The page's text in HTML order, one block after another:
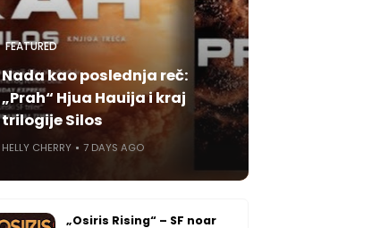
FEATURED
Nada kao poslednja reč:
„Prah“ Hjua Hauija i kraj
trilogije Silos
HELLY CHERRY 7 DAYS AGO
„Osiris Rising“ – SF noar